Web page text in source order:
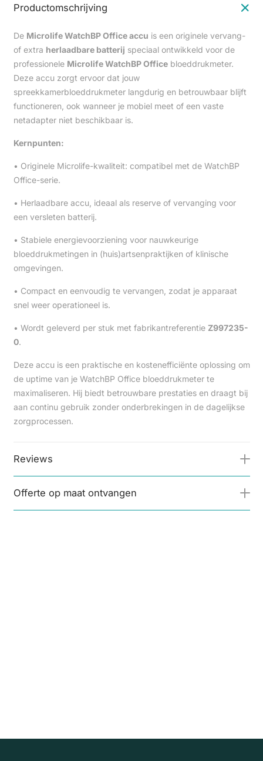
Productomschrijving
De Microlife WatchBP Office accu is een originele vervang-
of extra herlaadbare batterij speciaal ontwikkeld voor de
professionele Microlife WatchBP Officebloeddrukmeter.
Deze accu zorgt ervoor dat jouw
spreekkamerbloeddrukmeter langdurig en betrouwbaar blijft
functioneren, ook wanneer je mobiel meet of een vaste
netadapter niet beschikbaar is.
Kernpunten:
• Originele Microlife-kwaliteit: compatibel met de WatchBP
Office-serie.
• Herlaadbare accu, ideaal als reserve of vervanging voor
een versleten batterij.
• Stabiele energievoorziening voor nauwkeurige
bloeddrukmetingen in (huis)artsenpraktijken of klinische
omgevingen.
• Compact en eenvoudig te vervangen, zodat je apparaat
snel weer operationeel is.
• Wordt geleverd per stuk met fabrikantreferentie Z997235-
0.
Deze accu is een praktische en kostenefficiënte oplossing om
de uptime van je WatchBP Office bloeddrukmeter te
maximaliseren. Hij biedt betrouwbare prestaties en draagt bij
aan continu gebruik zonder onderbrekingen in de dagelijkse
zorgprocessen.
Reviews
Offerte op maat ontvangen